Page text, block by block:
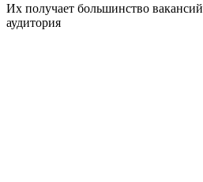
Их получает большинство вакансий
аудитория